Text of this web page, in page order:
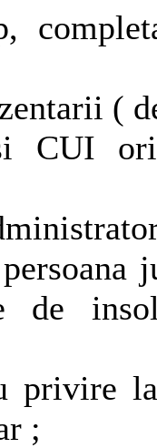
(
ori
privire
;